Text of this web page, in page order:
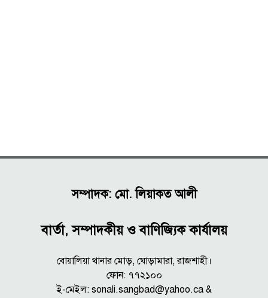
সম্পাদক: মো. লিয়াকত আলী
বার্তা, সম্পাদকীয় ও বাণিজ্যিক কার্যালয়
বোয়ালিয়া থানার মোড়, ঘোড়ামারা, রাজশাহী।
ফোন: ৭৭২১০০
ই-মেইল: sonali.sangbad@yahoo.ca &